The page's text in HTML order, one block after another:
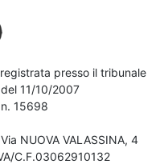
presso il tribunale
11/10/2007
15698
NUOVA VALASSINA, 4
C.F.03062910132